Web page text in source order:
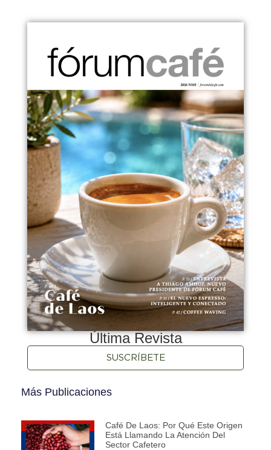
Última Revista
SUSCRÍBETE
Más Publicaciones
Café De Laos: Por Qué Este Origen
Está Llamando La Atención Del
Sector Cafetero